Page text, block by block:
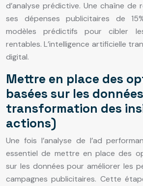
d’analyse prédictive. Une chaîne
ses dépenses publicitaires de
modèles prédictifs pour cibler
rentables. L’intelligence artificielle
digital.
Mettre en place des
basées sur les
transformation des
actions)
Une fois l’analyse de l’ad
essentiel de mettre en place des
sur les données pour améliorer les
campagnes publicitaires. Cette